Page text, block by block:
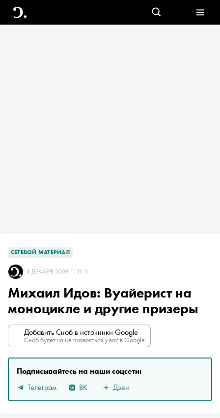
СЕТЕВОЙ МАТЕРИАЛ
3 ДЕКАБРЯ 2009 Г., 11:11
Михаил Идов: Вуайерист на
моноцикле и другие призеры
Добавить Сноб в источники Google
Сноб будет чаще появляться у вас в Google.
Подписывайтесь на наши соцсети:
Телеграм
ВК Дзен